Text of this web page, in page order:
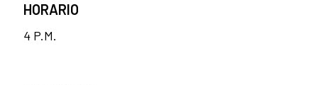
HORARIO
4 P.M.